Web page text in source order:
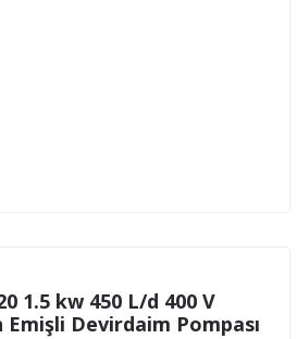
1.5 kw 450 L/d 400 V
Devirdaim Pompası